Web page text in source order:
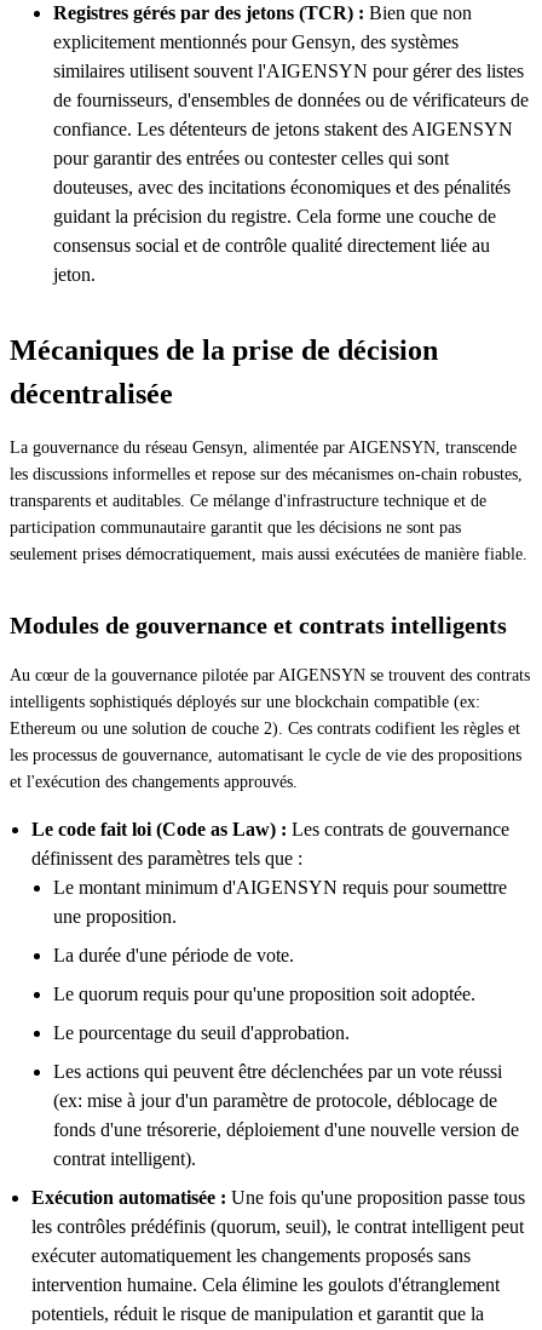
Registres gérés par des jetons (TCR) : Bien que non
explicitement mentionnés pour Gensyn, des systèmes
similaires utilisent souvent l'AIGENSYN pour gérer des listes
de fournisseurs, d'ensembles de données ou de vérificateurs de
confiance. Les détenteurs de jetons stakent des AIGENSYN
pour garantir des entrées ou contester celles qui sont
douteuses, avec des incitations économiques et des pénalités
guidant la précision du registre. Cela forme une couche de
consensus social et de contrôle qualité directement liée au
jeton.
Mécaniques de la prise de décision
décentralisée
La gouvernance du réseau Gensyn, alimentée par AIGENSYN, transcende
les discussions informelles et repose sur des mécanismes on-chain robustes,
transparents et auditables. Ce mélange d'infrastructure technique et de
participation communautaire garantit que les décisions ne sont pas
seulement prises démocratiquement, mais aussi exécutées de manière fiable.
Modules de gouvernance et contrats intelligents
Au cœur de la gouvernance pilotée par AIGENSYN se trouvent des contrats
intelligents sophistiqués déployés sur une blockchain compatible (ex:
Ethereum ou une solution de couche 2). Ces contrats codifient les règles et
les processus de gouvernance, automatisant le cycle de vie des propositions
et l'exécution des changements approuvés.
Le code fait loi (Code as Law) : Les contrats de gouvernance
définissent des paramètres tels que :
Le montant minimum d'AIGENSYN requis pour soumettre
une proposition.
La durée d'une période de vote.
Le quorum requis pour qu'une proposition soit adoptée.
Le pourcentage du seuil d'approbation.
Les actions qui peuvent être déclenchées par un vote réussi
(ex: mise à jour d'un paramètre de protocole, déblocage de
fonds d'une trésorerie, déploiement d'une nouvelle version de
contrat intelligent).
Exécution automatisée : Une fois qu'une proposition passe tous
les contrôles prédéfinis (quorum, seuil), le contrat intelligent peut
exécuter automatiquement les changements proposés sans
intervention humaine. Cela élimine les goulots d'étranglement
potentiels, réduit le risque de manipulation et garantit que la